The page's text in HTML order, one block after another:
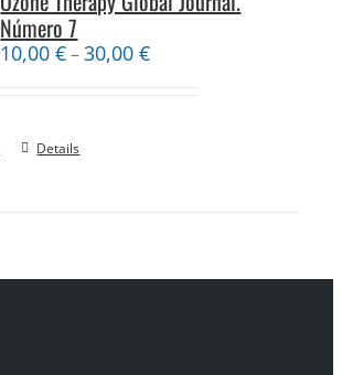
Número 7
10,00€–30,00€
Details